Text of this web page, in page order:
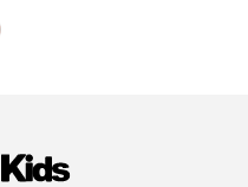
ราว 2,500 ล้านคน มีอุบัติเหตุ
น WhatsApp ทำให้เด็กๆ ก็
ณะที่จีนเป็นประเทศแรกใน